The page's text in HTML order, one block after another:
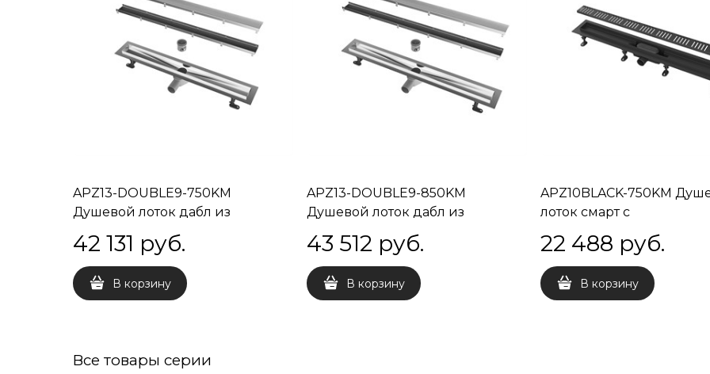
APZ13-DOUBLE9-750KM
Душевой лоток дабл из
нержавеющей стали, 75 см
42 131 руб.
В корзину
APZ13-DOUBLE9-850KM
Душевой лоток дабл из
нержавеющей стали, 85 см
43 512 руб.
В корзину
APZ10BLACK-750KM
лоток смарт с
перфорированной
черный, 75 см
22 488 руб.
В корзину
Все товары серии